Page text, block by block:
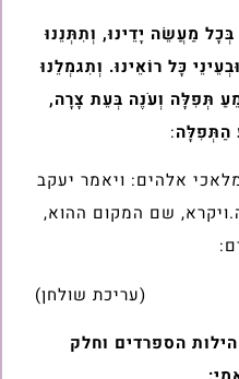
מַעֲשֵׂה יָדֵינוּ, וְתִתְּנֵנוּ
כָּל רוֹאֵינוּ. וְתִגמְלֵנוּ
תְּפִלָּה וְעֹנֶה בְּעֵת צָרָה,
הַתְּפִלָּה:
אלהים: ויאמר יעקב
שם המקום ההוא,
(עריכת שולחן)
הספרדים וחלק